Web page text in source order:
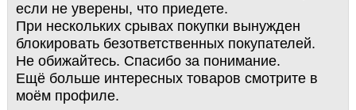
если не уверены, что приедете.
При нескольких срывах покупки вынужден
блокировать безответственных покупателей.
Не обижайтесь. Спасибо за понимание.
Ещё больше интересных товаров смотрите в
моём профиле.